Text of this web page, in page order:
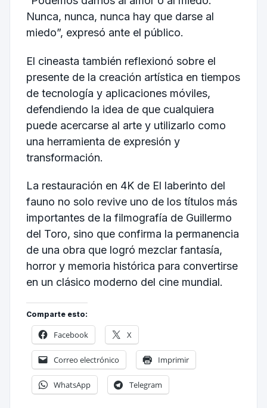
Nunca, nunca, nunca hay que darse al
miedo”, expresó ante el público.
El cineasta también reflexionó sobre el
presente de la creación artística en tiempos
de tecnología y aplicaciones móviles,
defendiendo la idea de que cualquiera
puede acercarse al arte y utilizarlo como
una herramienta de expresión y
transformación.
La restauración en 4K de El laberinto del
fauno no solo revive uno de los títulos más
importantes de la filmografía de Guillermo
del Toro, sino que confirma la permanencia
de una obra que logró mezclar fantasía,
horror y memoria histórica para convertirse
en un clásico moderno del cine mundial.
Comparte esto:
Facebook X
Correo electrónico Imprimir
WhatsApp Telegram